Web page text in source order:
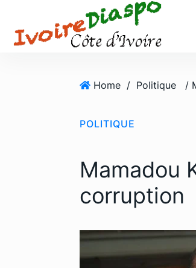
Home / Politique
POLITIQUE
Mamadou
corruption